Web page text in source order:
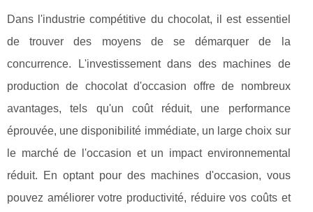
Dans l'industrie compétitive du chocolat, il est essentiel
de trouver des moyens de se démarquer de la
concurrence. L'investissement dans des machines de
production de chocolat d'occasion offre de nombreux
avantages, tels qu'un coût réduit, une performance
éprouvée, une disponibilité immédiate, un large choix sur
le marché de l'occasion et un impact environnemental
réduit. En optant pour des machines d'occasion, vous
pouvez améliorer votre productivité, réduire vos coûts et